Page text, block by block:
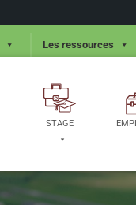
Les ressources
STAGE